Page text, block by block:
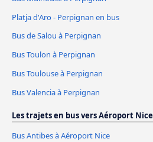
Platja d'Aro - Perpignan en bus
Bus de Salou à Perpignan
Bus Toulon à Perpignan
Bus Toulouse à Perpignan
Bus Valencia à Perpignan
Les trajets en bus vers Aéroport Nice
Bus Antibes à Aéroport Nice